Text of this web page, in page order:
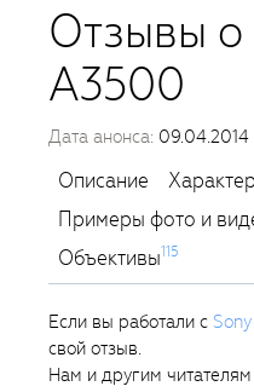
Отзывы о
A3500
Дата анонса: 09.04.2014
Описание
Примеры фото и
Объективы115
Если вы работали с
свой отзыв.
Нам и другим